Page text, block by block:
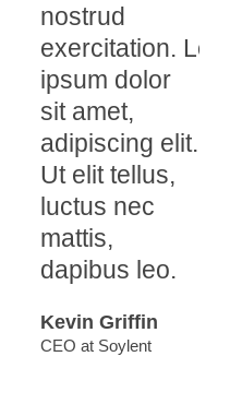
nostrud
exercitation. Lorem
ipsum dolor
sit amet,
adipiscing elit.
Ut elit tellus,
luctus nec
mattis,
dapibus leo.
Kevin Griffin
CEO at Soylent